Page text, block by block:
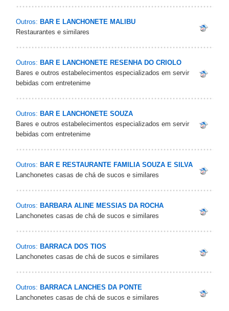
Outros: BAR E LANCHONETE MALIBU
Restaurantes e similares
Outros: BAR E LANCHONETE RESENHA DO CRIOLO
Bares e outros estabelecimentos especializados em servir
bebidas com entretenime
Outros: BAR E LANCHONETE SOUZA
Bares e outros estabelecimentos especializados em servir
bebidas com entretenime
Outros: BAR E RESTAURANTE FAMILIA SOUZA E SILVA
Lanchonetes casas de chá de sucos e similares
Outros: BARBARA ALINE MESSIAS DA ROCHA
Lanchonetes casas de chá de sucos e similares
Outros: BARRACA DOS TIOS
Lanchonetes casas de chá de sucos e similares
Outros: BARRACA LANCHES DA PONTE
Lanchonetes casas de chá de sucos e similares